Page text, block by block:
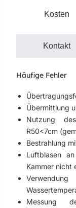
Kosten
Kontakt
Häufige Fehler
Übermittlung
Nutzung
R50<7cm
Bestrahlung
Luftblasen
Kammer nicht
Messung